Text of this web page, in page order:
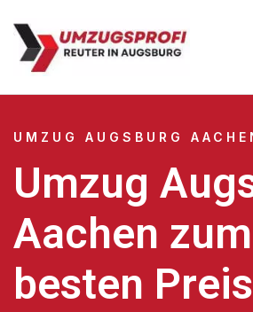
UMZUG AUGSBURG
Umzug
Aachen zum
besten Preis